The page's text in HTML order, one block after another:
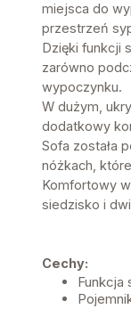
miejsca do
przestrzeń
Dzięki funkcji
zarówno
wypoczynku.
W dużym,
dodatkowy
Sofa została
nóżkach,
Komfortowy
siedzisko i
Cechy:
Funkcja